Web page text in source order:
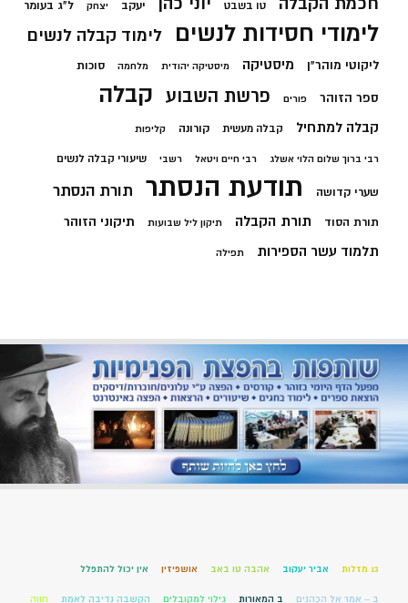
טו בשבט יעקב יצחק ל"ג בעומר
לימודי חסידות לנשים לימוד קבלה לנשים
ליקוטי מוהר"ן מיסטיקה מיסטיקה יהודית מלחמה סוכות
ספר הזוהר פורים פרשת השבוע קבלה
קבלה למתחיל קבלה מעשית קורונה קליפות
רבי ברוך שלום הלוי אשלג רבי חיים ויטאל רשבי שיעורי קבלה לנשים
שערי קדושה תודעת הנסתר תורת הנסתר
תורת הסוד תורת הקבלה תיקון ליל שבועות תיקוני הזוהר
תלמוד עשר הספירות תפילה
13 מזלות אביר יעקוב אהבה טו באב אושפיזין אין יכול להתפלל
ב – אמר אל הכהנים ב המאורות גילוי למקובלים הקשבה נדיבה לאמת חווה